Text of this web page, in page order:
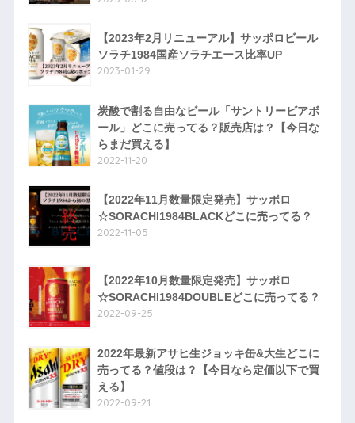
【2023年2月リニューアル】サッポロビール
ソラチ1984国産ソラチエース比率UP
2023-01-29
炭酸で割る自由なビール「サントリービアボ
ール」どこに売ってる？販売店は？【今日な
らまだ買える】
2022-11-20
【2022年11月数量限定発売】サッポロ
☆SORACHI1984BLACKどこに売ってる？
2022-11-05
【2022年10月数量限定発売】サッポロ
☆SORACHI1984DOUBLEどこに売ってる？
2022-09-25
2022年最新アサヒ生ジョッキ缶&大生どこに
売ってる？値段は？【今日なら定価以下で買
える】
2022-09-21